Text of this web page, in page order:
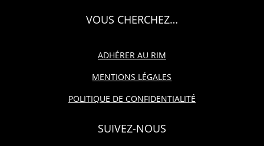
VOUS CHERCHEZ…
ADHÉRER AU RIM
MENTIONS LÉGALES
POLITIQUE DE CONFIDENTIALITÉ
SUIVEZ-NOUS